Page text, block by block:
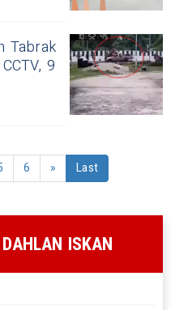
Tabrak
9
6 » Last
ISKAN